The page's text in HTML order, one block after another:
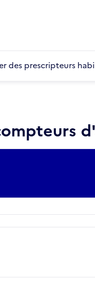
des prescripteurs